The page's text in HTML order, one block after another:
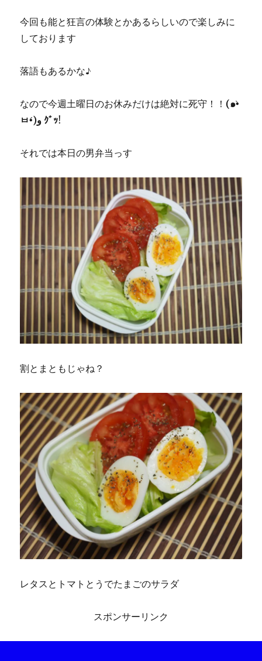
今回も能と狂言の体験とかあるらしいので楽しみに
しております
落語もあるかな♪
なので今週土曜日のお休みだけは絶対に死守！！ (๑•̀
ㅂ•́ )و ｸﾞｯ!
それでは本日の男弁当っす
割とまともじゃね？
レタスとトマトとうでたまごのサラダ
スポンサーリンク